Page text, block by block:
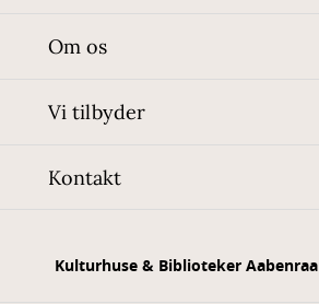
Om os
Vi tilbyder
Kontakt
Kulturhuse & Biblioteker Aabenraa